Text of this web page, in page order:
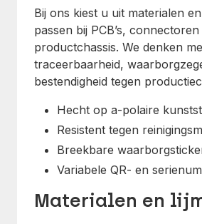
Bij ons kiest u uit materialen
passen bij PCB’s, connectoren
productchassis. We denken
traceerbaarheid,
bestendigheid tegen
Hecht op a-polaire
Resistent tegen
Breekbare
Variabele QR- en
Materialen en